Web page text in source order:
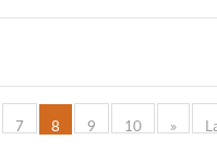
7 8 9 10 »